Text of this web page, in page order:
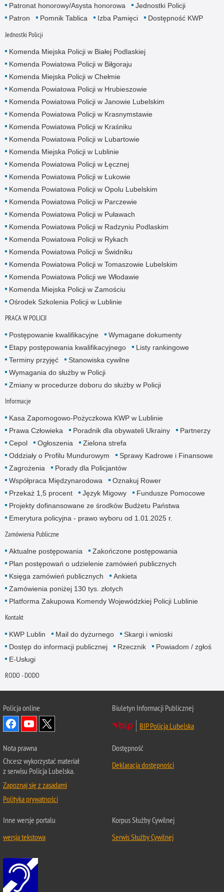
Patronat honorowy/Asysta honorowa
Jednostki Policji
Patron
Pomnik Tablica Izba Pamięci Dostępność KWP
Jednostki Policji
Komenda Miejska Policji w Białej Podlaskiej
Komenda Powiatowa Policji w Biłgoraju
Komenda Miejska Policji w Chełmie
Komenda Powiatowa Policji w Hrubieszowie
Komenda Powiatowa Policji w Janowie Lubelskim
Komenda Powiatowa Policji w Krasnymstawie
Komenda Powiatowa Policji w Kraśniku
Komenda Powiatowa Policji w Lubartowie
Komenda Miejska Policji w Lublinie
Komenda Powiatowa Policji w Łęcznej
Komenda Powiatowa Policji w Łukowie
Komenda Powiatowa Policji w Opolu Lubelskim
Komenda Powiatowa Policji w Parczewie
Komenda Powiatowa Policji w Puławach
Komenda Powiatowa Policji w Radzyniu Podlaskim
Komenda Powiatowa Policji w Rykach
Komenda Powiatowa Policji w Świdniku
Komenda Powiatowa Policji w Tomaszowie Lubelskim
Komenda Powiatowa Policji we Włodawie
Komenda Miejska Policji w Zamościu
Ośrodek Szkolenia Policji w Lublinie
PRACA W POLICJI
Postępowanie kwalifikacyjne
Wymagane dokumenty
Etapy postępowania kwalifikacyjnego
Listy rankingowe
Terminy przyjęć
Stanowiska cywilne
Wymagania do służby w Policji
Zmiany w procedurze doboru do służby w Policji
Informacje
Kasa Zapomogowo-Pożyczkowa KWP w Lublinie
Prawa Człowieka
Poradnik dla obywateli Ukrainy
Partnerzy
Cepol
Ogłoszenia
Zielona strefa
Oddziały o Profilu Mundurowym
Sprawy Kadrowe i Finansowe
Zagrożenia
Porady dla Policjantów
Współpraca Międzynarodowa
Oznakuj Rower
Przekaż 1,5 procent
Język Migowy
Fundusze Pomocowe
Projekty dofinansowane ze środków Budżetu Państwa
Emerytura policyjna - prawo wyboru od 1.01.2025 r.
Zamówienia Publiczne
Aktualne postępowania
Zakończone postępowania
Plan postępowań o udzielenie zamówień publicznych
Księga zamówień publicznych
Ankieta
Zamówienia poniżej 130 tys. złotych
Platforma Zakupowa Komendy Wojewódzkiej Policji Lublinie
Kontakt
KWP Lublin Mail do dyżurnego
Skargi i wnioski
Dostęp do informacji publicznej
Rzecznik
Powiadom / zgłoś
E-Usługi
RODO - DODO
Policja online
Biuletyn Informacji Publicznej
BIP Policja Lubelska
Nota prawna
Chcesz wykorzystać materiał
z serwisu Policja Lubelska.
Zapoznaj się z zasadami
Polityka prywatności
Dostępność
Deklaracja dostępności
Inne wersje portalu
wersja tekstowa
Korpus Służby Cywilnej
Serwis Służby Cywilnej